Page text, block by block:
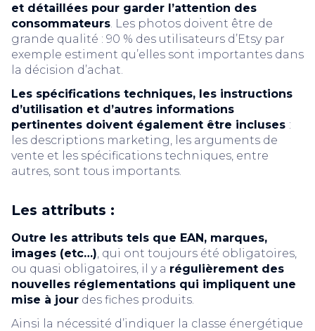
et détaillées pour garder l’attention des
consommateurs. Les photos doivent être de
grande qualité : 90 % des utilisateurs d’Etsy par
exemple estiment qu’elles sont importantes dans
la décision d’achat.
Les spécifications techniques, les instructions
d’utilisation et d’autres informations
pertinentes doivent également être incluses :
les descriptions marketing, les arguments de
vente et les spécifications techniques, entre
autres, sont tous importants.
Les attributs :
Outre les attributs tels que EAN, marques,
images (etc…), qui ont toujours été obligatoires,
ou quasi obligatoires, il y a régulièrement des
nouvelles réglementations qui impliquent une
mise à jour des fiches produits.
Ainsi la nécessité d’indiquer la classe énergétique